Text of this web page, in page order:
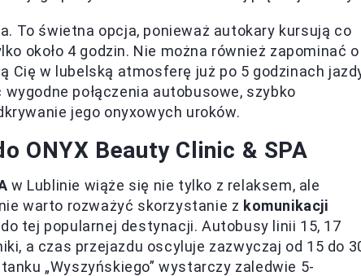
To świetna opcja, ponieważ autokary kursują co
około 4 godzin. Nie można również zapominać o
Cię w lubelską atmosferę już po 5 godzinach
połączenia autobusowe, szybko
jego onyxowych uroków.
ONYX Beauty Clinic & SPA
w Lublinie wiąże się nie tylko z relaksem, ale
warto rozważyć skorzystanie z komunikacji
tej popularnej destynacji. Autobusy linii 15, 17
a czas przejazdu oscyluje zazwyczaj od 15 do
„Wyszyńskiego” wystarczy zaledwie 5-